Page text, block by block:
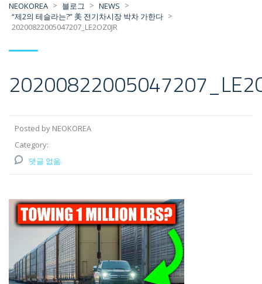
NEOKOREA > 블로그 > NEWS >
“제2의 테슬라는?” 美 전기차시장 박차 가한다 >
20200822005047207_LE2OZ0JR
Posted by NEOKOREA
Category:
댓글 없음